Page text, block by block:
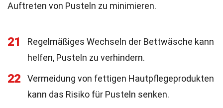
Auftreten von Pusteln zu minimieren.
21
Regelmäßiges Wechseln der Bettwäsche kann
helfen, Pusteln zu verhindern.
22
Vermeidung von fettigen Hautpflegeprodukten
kann das Risiko für Pusteln senken.